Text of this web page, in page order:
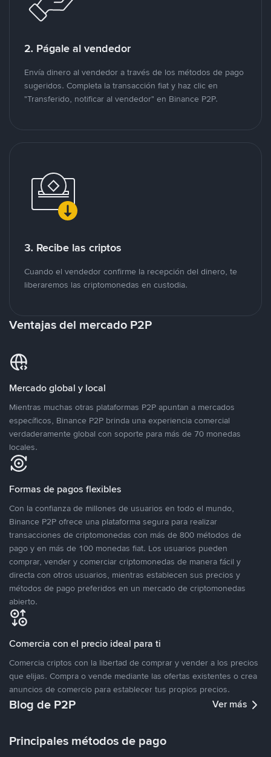
2. Págale al vendedor
Envía dinero al vendedor a través de los métodos de pago
sugeridos. Completa la transacción fiat y haz clic en
"Transferido, notificar al vendedor" en Binance P2P.
3. Recibe las criptos
Cuando el vendedor confirme la recepción del dinero, te
liberaremos las criptomonedas en custodia.
Ventajas del mercado P2P
Mercado global y local
Mientras muchas otras plataformas P2P apuntan a mercados
específicos, Binance P2P brinda una experiencia comercial
verdaderamente global con soporte para más de 70 monedas
locales.
Formas de pagos flexibles
Con la confianza de millones de usuarios en todo el mundo,
Binance P2P ofrece una plataforma segura para realizar
transacciones de criptomonedas con más de 800 métodos de
pago y en más de 100 monedas fiat. Los usuarios pueden
comprar, vender y comerciar criptomonedas de manera fácil y
directa con otros usuarios, mientras establecen sus precios y
métodos de pago preferidos en un mercado de criptomonedas
abierto.
Comercia con el precio ideal para ti
Comercia criptos con la libertad de comprar y vender a los precios
que elijas. Compra o vende mediante las ofertas existentes o crea
anuncios de comercio para establecer tus propios precios.
Blog de P2P Ver más
Principales métodos de pago